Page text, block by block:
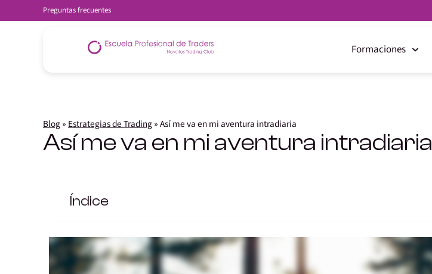
Preguntas frecuentes
Formaciones
Blog» Estrategias de Trading»Así me va en mi aventura intradiaria
Así me va en mi aventura intradiaria
Índice